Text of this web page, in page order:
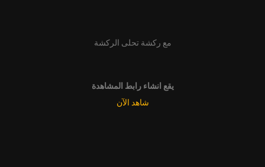
مع ركشة تحلى الركشة
يقع انشاء رابط المشاهدة
شاهد الآن